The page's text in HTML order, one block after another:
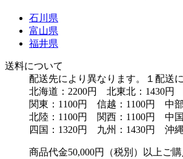
石川県
富山県
福井県
送料について
配送先により異なります。１配送に
北海道：2200円 北東北：1430円
関東：1100円 信越：1100円 中部
北陸：1100円 関西：1100円 中国
四国：1320円 九州：1430円 沖縄
商品代金50,000円（税別）以上ご